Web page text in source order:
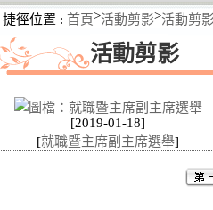
捷徑位置 : 首頁>活動剪影>活動剪
活動剪影
[2019-01-18]
[就職暨主席副主席選舉]